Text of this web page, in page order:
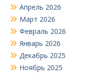
Апрель 2026
Март 2026
Февраль 2026
Январь 2026
Декабрь 2025
Ноябрь 2025